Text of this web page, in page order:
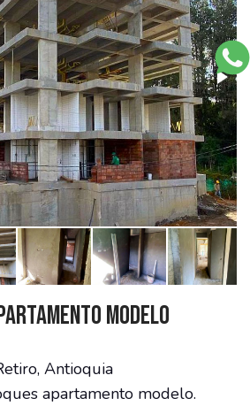
modelo
Antioquia
apartamento modelo.